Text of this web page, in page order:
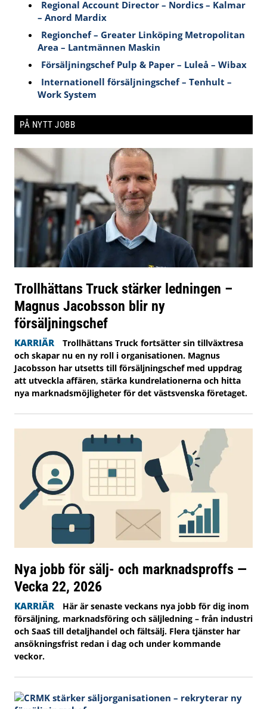
Regional Account Director – Nordics – Kalmar
– Anord Mardix
Regionchef – Greater Linköping Metropolitan
Area – Lantmännen Maskin
Försäljningschef Pulp & Paper – Luleå – Wibax
Internationell försäljningschef – Tenhult –
Work System
PÅ NYTT JOBB
Trollhättans Truck stärker ledningen –
Magnus Jacobsson blir ny
försäljningschef
KARRIÄR
Trollhättans Truck fortsätter sin tillväxtresa
och skapar nu en ny roll i organisationen. Magnus
Jacobsson har utsetts till försäljningschef med uppdrag
att utveckla affären, stärka kundrelationerna och hitta
nya marknadsmöjligheter för det västsvenska företaget.
Nya jobb för sälj- och marknadsproffs —
Vecka 22, 2026
KARRIÄR
Här är senaste veckans nya jobb för dig inom
försäljning, marknadsföring och säljledning – från industri
och SaaS till detaljhandel och fältsälj. Flera tjänster har
ansökningsfrist redan i dag och under kommande
veckor.